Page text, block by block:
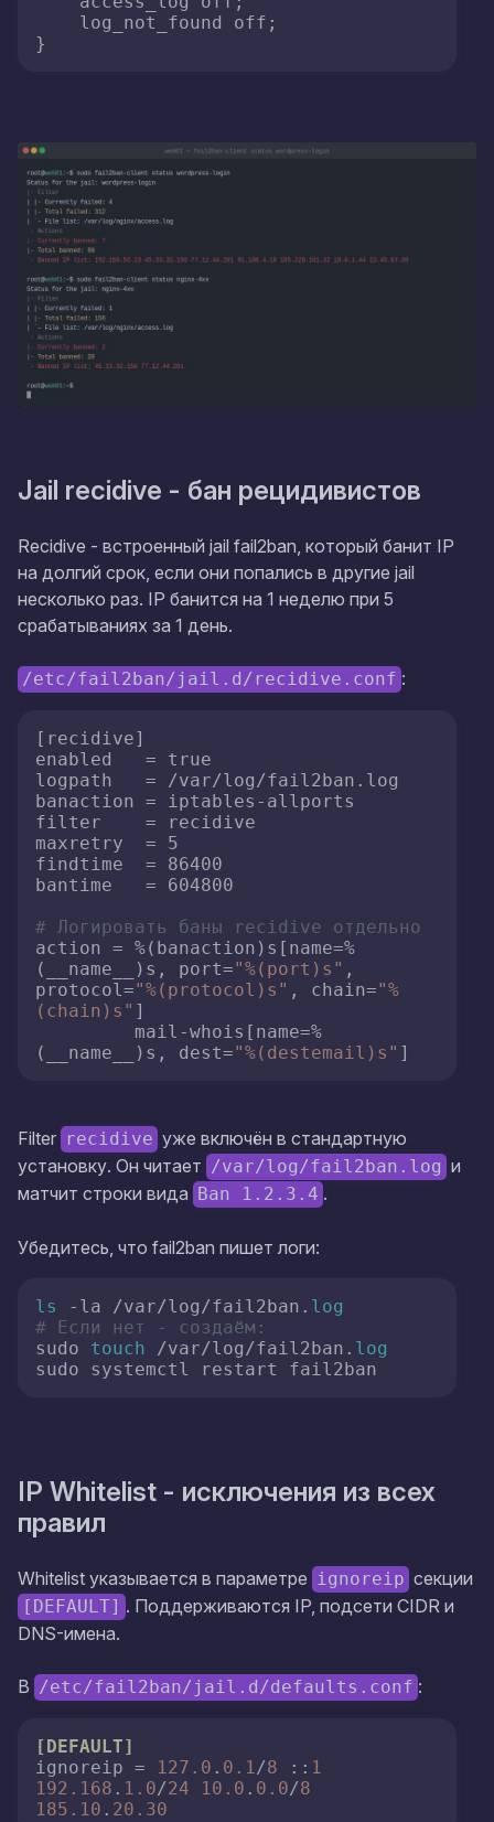
}
Jail recidive - бан рецидивистов
Recidive - встроенный jail fail2ban, который банит IP
на долгий срок, если они попались в другие jail
несколько раз. IP банится на 1 неделю при 5
срабатываниях за 1 день.
/etc/fail2ban/jail.d/recidive.conf :
[recidive]
enabled   = true
logpath   = /var/log/fail2ban.log
banaction = iptables-allports
filter    = recidive
maxretry  = 5
findtime  = 86400
bantime   = 604800
# Логировать баны recidive отдельно
action = %(banaction)s[name=%
(__name__)s, port="%(port)s" ,
protocol="%(protocol)s" , chain="%
(chain)s" ]
(__name__)s, dest="%(destemail)s" ]
Filter recidive уже включён в стандартную
установку. Он читает /var/log/fail2ban.log и
матчит строки вида
Ban 1.2.3.4 .
Убедитесь, что fail2ban пишет логи:
ls -la /var/log/fail2ban. log
# Если нет - создаём:
sudo touch /var/log/fail2ban. log
sudo systemctl restart fail2ban
IP Whitelist - исключения из всех
правил
Whitelist указывается в параметре ignoreip секции
[DEFAULT] . Поддерживаются IP, подсети CIDR и
DNS-имена.
В /etc/fail2ban/jail.d/defaults.conf :
[DEFAULT]
ignoreip = 127.0 . 0.1/8 :: 1
192.168 . 1.0/24 10.0 . 0.0/8
185.10 . 20.30